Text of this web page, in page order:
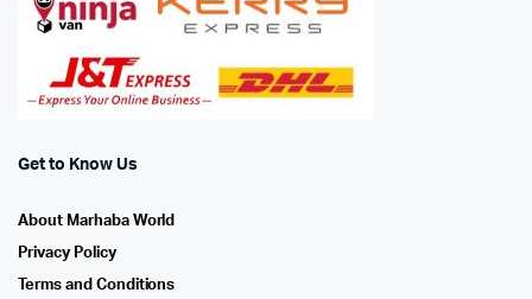
Get to Know Us
About Marhaba World
Privacy Policy
Terms and Conditions